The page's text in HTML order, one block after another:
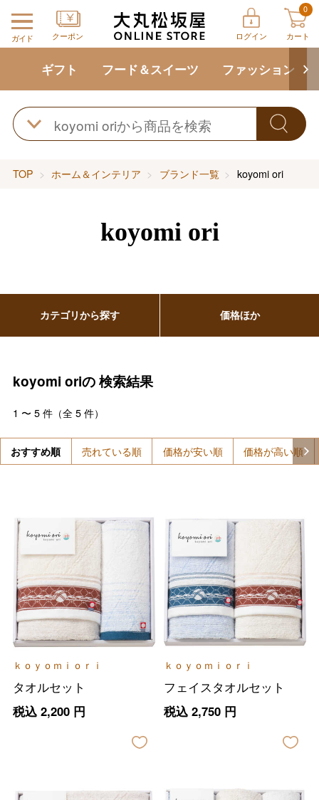
ガイド クーポン ログイン
0
カート
ギフト フード＆スイーツ ファッション
TOP ホーム＆インテリア ブランド一覧 koyomi ori
koyomi ori
koyomi oriの検索結果
1 〜 5件（全 5件）
おすすめ順 売れている順 価格が安い順 価格が高い順
ｋｏｙｏｍｉｏｒｉ
タオルセット
税込 2,200円
ｋｏｙｏｍｉｏｒｉ
フェイスタオルセット
税込 2,750円
カテゴリから探す 価格ほか